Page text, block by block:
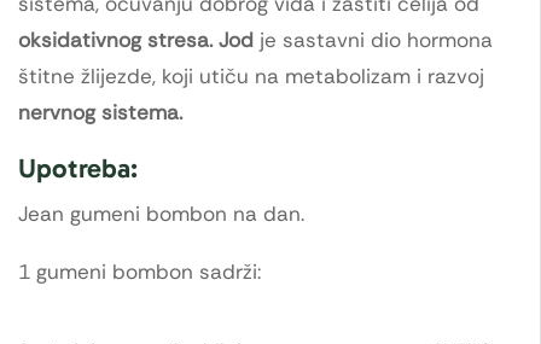
oksidativnog stresa. Jod je sastavni dio hormona
štitne žlijezde, koji utiču na metabolizam i razvoj
nervnog sistema.
Upotreba:
Jean gumeni bombon na dan.
1 gumeni bombon sadrži: